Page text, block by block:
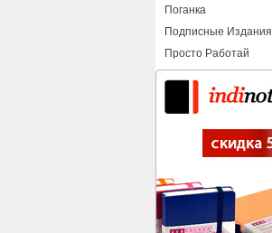
Поганка
Подписные Издания
Просто Работай